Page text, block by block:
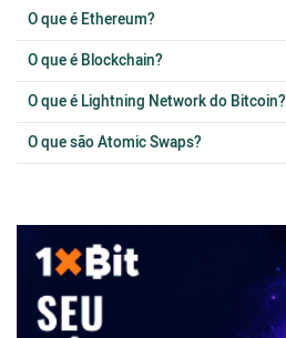
O que é Ethereum?
O que é Blockchain?
O que é Lightning Network do Bitcoin?
O que são Atomic Swaps?